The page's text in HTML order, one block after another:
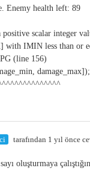
Enemy health left: 89
positive scalar integer
with IMIN less than or
(line 156)
damage_max]);
tarafından 1 yıl önce
oluşturmaya